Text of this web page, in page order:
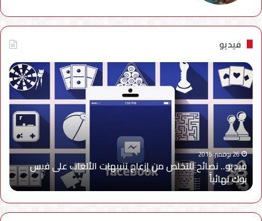
فيديو
فيديو..
نصائح
للتخلص
من
إزعاج
تنبيهات
الألعاب
على
فيس
بوك
نهائياًَ
26 نوفمبر، 2015
فيديو.. نصائح للتخلص من إزعاج تنبيهات الألعاب على فيس
بوك نهائياًَ